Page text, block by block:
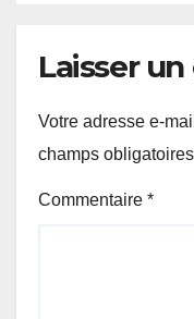
Laisser
Votre adresse e-
champs
Commentaire *